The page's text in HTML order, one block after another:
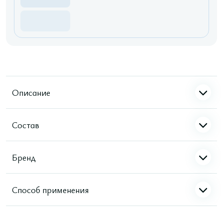
Описание
Состав
Бренд
Способ применения